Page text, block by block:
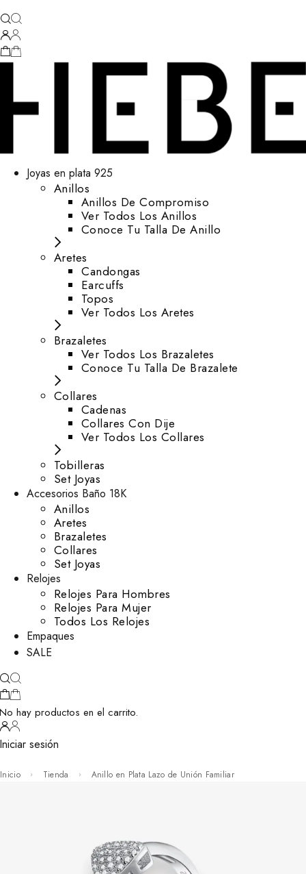
Joyas en plata 925
Anillos
Anillos De Compromiso
Ver Todos Los Anillos
Conoce Tu Talla De Anillo
Aretes
⁠Candongas
Earcuffs
Topos
Ver Todos Los Aretes
Brazaletes
Ver Todos Los Brazaletes
Conoce Tu Talla De Brazalete
Collares
Cadenas
Collares Con Dije
Ver Todos Los Collares
Tobilleras
Set Joyas
Accesorios Baño 18K
Anillos
Aretes
Brazaletes
Collares
Set Joyas
Relojes
Relojes Para Hombres
Relojes Para Mujer
Todos Los Relojes
Empaques
SALE
hay productos en el carrito.
sesión
Inicio Tienda Anillo en Plata Lazo de Unión Familiar